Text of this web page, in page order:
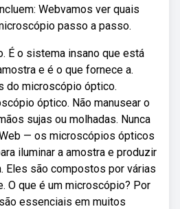
Webvamos ver quais
passo a passo.
É o sistema insano que está
e é o que fornece a.
do microscópio óptico.
óptico. Não manusear o
sujas ou molhadas. Nunca
— os microscópios ópticos
iluminar a amostra e produzir
Eles são compostos por várias
O que é um microscópio? Por
essenciais em muitos